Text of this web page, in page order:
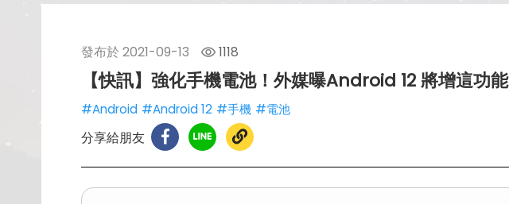
發布於 2021-09-13 1118
【快訊】強化手機電池！外媒曝Android 12 將增這功能
#Android #Android 12 #手機 #電池
分享給朋友